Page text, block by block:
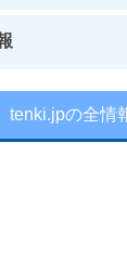
tenki.jpの全情